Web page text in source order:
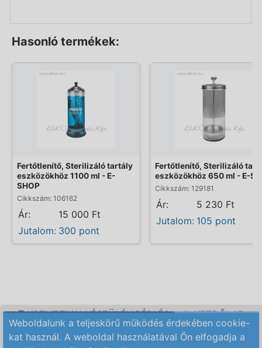
Hasonló termékek:
Fertőtlenítő, Sterilizáló tartály
eszközökhöz 1100 ml - E-
SHOP
Cikkszám: 106162
Ár:
15 000 Ft
Jutalom: 300 pont
Fertőtlenítő, Sterilizáló
eszközökhöz 650 ml - E-
Cikkszám: 129181
Ár:
5 230 Ft
Jutalom: 105 pont
KOZMETIKAI KÉSZÜLÉK BÉRLÉS
KEZDŐLAP
ELÉRHETŐSÉG
RENDELÉSI FELTÉTELEK
Weboldalunk a teljeskörű müködés érdekében cookie-
kat használ. A weboldal használatával Ön elfogadja a